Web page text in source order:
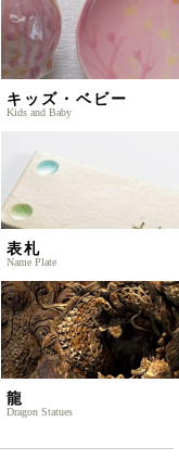
キッズ・ベビー
Kids and Baby
表札
Name Plate
龍
Dragon Statues